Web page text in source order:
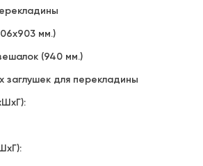
мм.)
(940 мм.)
заглушек для перекладины